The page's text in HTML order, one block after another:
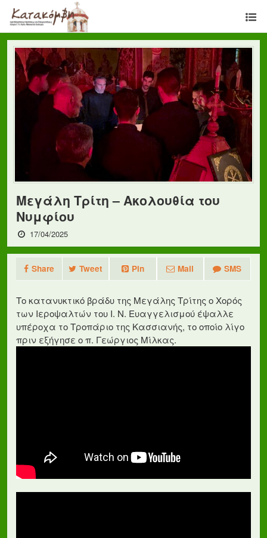
Μεγάλη Τρίτη – Ακολουθία του
Νυμφίου
17/04/2025
Share Tweet Pin Mail SMS
Το κατανυκτικό βράδυ της Μεγάλης Τρίτης ο Χορός
των Ιεροψαλτών του Ι. Ν. Ευαγγελισμού έψαλλε
υπέροχα το Τροπάριο της Κασσιανής, το οποίο λίγο
πριν εξήγησε ο π. Γεώργιος Μίλκας.